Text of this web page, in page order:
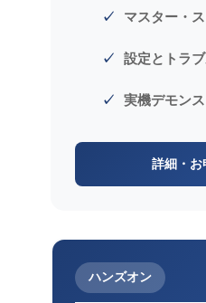
マスター・
設定とトラ
実機デモン
詳細・お
ハンズオン